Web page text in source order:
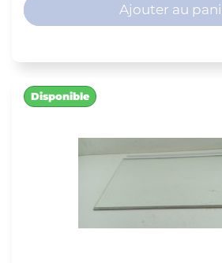
Ajouter au
Disponible